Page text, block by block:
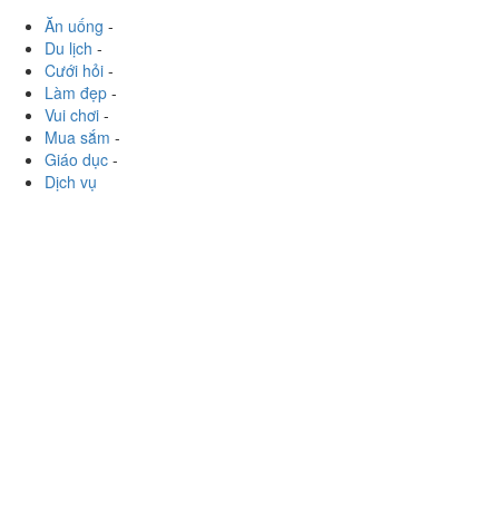
Ăn uống -
Du lịch -
Cưới hỏi -
Làm đẹp -
Vui chơi -
Mua sắm -
Giáo dục -
Dịch vụ